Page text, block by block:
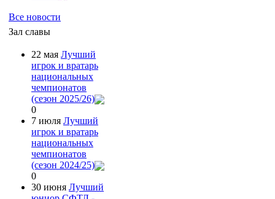
Все новости
Зал славы
22 мая Лучший
игрок и вратарь
национальных
чемпионатов
(сезон 2025/26)
0
7 июля Лучший
игрок и вратарь
национальных
чемпионатов
(сезон 2024/25)
0
30 июня Лучший